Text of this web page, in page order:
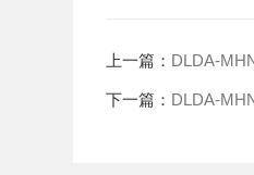
上一篇： DLDA-
下一篇： DLDA-